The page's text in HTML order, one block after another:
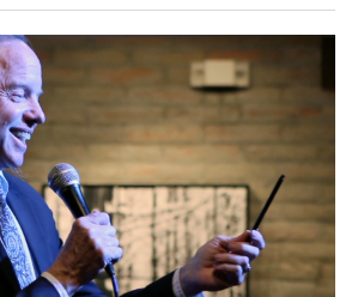
10. Class 10 - A Gift of Liberation 30: Navigating The Great Journey, Understanding the Wheel of Life (2018, Mexico) - Geshe Michael Roach
11. Class 11 - A Gift of Liberation 30: Navigating The Great Journey, Understanding the Wheel of Life (2018, Mexico) - Geshe Michael Roach
13. Class 13 - A Gift of Liberation 30: Navigating The Great Journey, Understanding the Wheel of Life (2018, Mexico) - Geshe Michael Roach
14. Class 14 - A Gift of Liberation 30: Navigating The Great Journey, Understanding the Wheel of Life (2018, Mexico) - Geshe Michael Roach
15. Class 15 - A Gift of Liberation 30: Navigating The Great Journey, Understanding the Wheel of Life (2018, Mexico) - Geshe Michael Roach